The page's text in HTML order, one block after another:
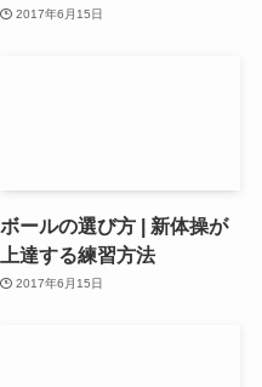
2017年6月15日
ボールの選び方 | 新体操が
上達する練習方法
2017年6月15日